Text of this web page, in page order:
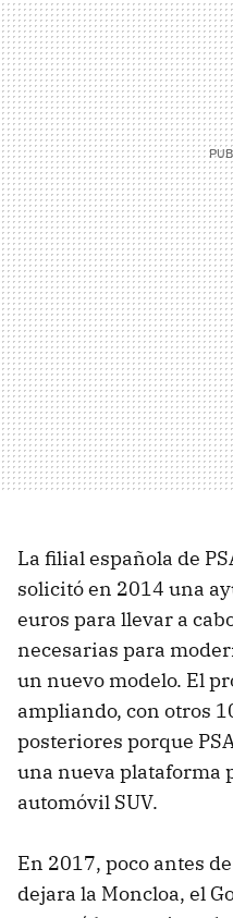
La filial española de
solicitó en 2014 una
euros para llevar a
necesarias para
un nuevo modelo. El
ampliando, con otros
posteriores porque
una nueva plataforma
automóvil SUV.
En 2017, poco antes
dejara la Moncloa, el